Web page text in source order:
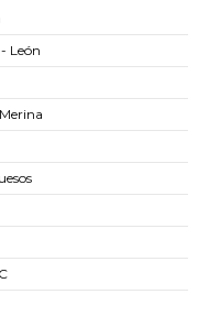
León